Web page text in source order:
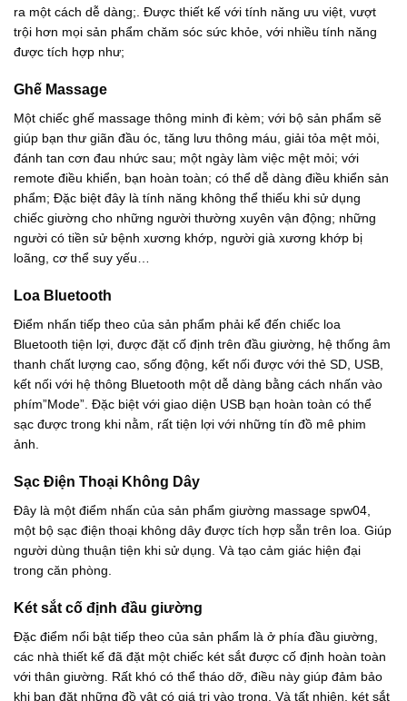
ra một cách dễ dàng;. Được thiết kế với tính năng ưu việt, vượt
trội hơn mọi sản phẩm chăm sóc sức khỏe, với nhiều tính năng
được tích hợp như;
Ghế Massage
Một chiếc ghế massage thông minh đi kèm; với bộ sản phẩm sẽ
giúp bạn thư giãn đầu óc, tăng lưu thông máu, giải tỏa mệt mỏi,
đánh tan cơn đau nhức sau; một ngày làm việc mệt mỏi; với
remote điều khiển, bạn hoàn toàn; có thể dễ dàng điều khiển sản
phẩm; Đặc biệt đây là tính năng không thể thiếu khi sử dụng
chiếc giường cho những người thường xuyên vận động; những
người có tiền sử bệnh xương khớp, người già xương khớp bị
loãng, cơ thể suy yếu…
Loa Bluetooth
Điểm nhấn tiếp theo của sản phẩm phải kể đến chiếc loa
Bluetooth tiện lợi, được đặt cố định trên đầu giường, hệ thống âm
thanh chất lượng cao, sống động, kết nối được với thẻ SD, USB,
kết nối với hệ thông Bluetooth một dễ dàng bằng cách nhấn vào
phím”Mode”. Đặc biệt với giao diện USB bạn hoàn toàn có thể
sạc được trong khi nằm, rất tiện lợi với những tín đồ mê phim
ảnh.
Sạc Điện Thoại Không Dây
Đây là một điểm nhấn của sản phẩm giường massage spw04,
một bộ sạc điện thoại không dây được tích hợp sẵn trên loa. Giúp
người dùng thuận tiện khi sử dụng. Và tạo cảm giác hiện đại
trong căn phòng.
Két sắt cố định đầu giường
Đặc điểm nổi bật tiếp theo của sản phẩm là ở phía đầu giường,
các nhà thiết kế đã đặt một chiếc két sắt được cố định hoàn toàn
với thân giường. Rất khó có thể tháo dỡ, điều này giúp đảm bảo
khi bạn đặt những đồ vật có giá trị vào trong. Và tất nhiên, két sắt